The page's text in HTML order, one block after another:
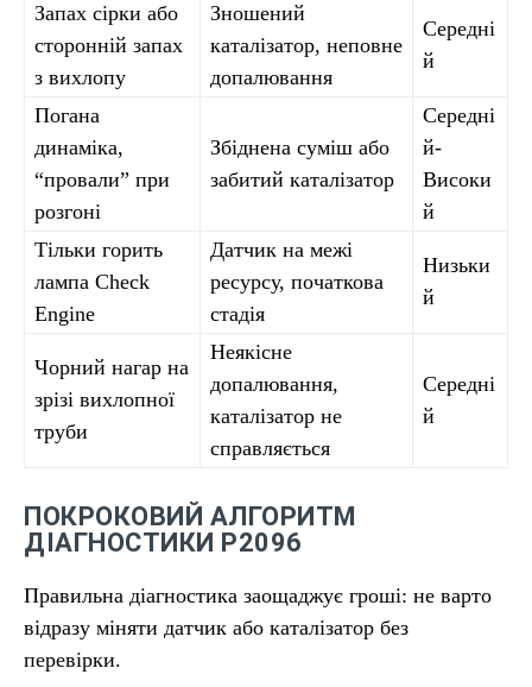
Запах сірки або
сторонній запах
з вихлопу
Зношений
каталізатор, неповне
допалювання
Середні
й
Погана
динаміка,
“провали” при
розгоні
Збіднена суміш або
забитий каталізатор
Середні
й-
Високи
й
Тільки горить
лампа Check
Engine
Датчик на межі
ресурсу, початкова
стадія
Низьки
й
Чорний нагар на
зрізі вихлопної
труби
Неякісне
допалювання,
каталізатор не
справляється
Середні
й
ПОКРОКОВИЙ АЛГОРИТМ
ДІАГНОСТИКИ P2096
Правильна діагностика заощаджує гроші: не варто
відразу міняти датчик або каталізатор без
перевірки.